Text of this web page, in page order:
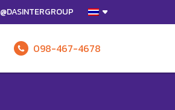
@DASINTERGROUP
098-467-4678